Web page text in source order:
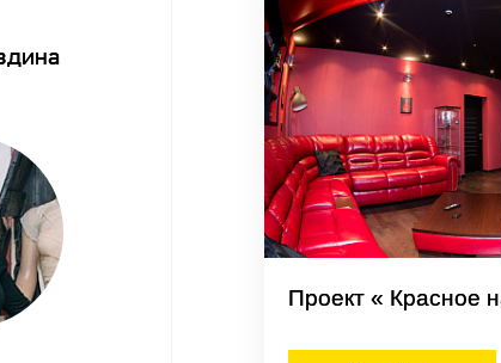
Каскадные Накладные
С диммером
С
вентилятором
Проект « Красное